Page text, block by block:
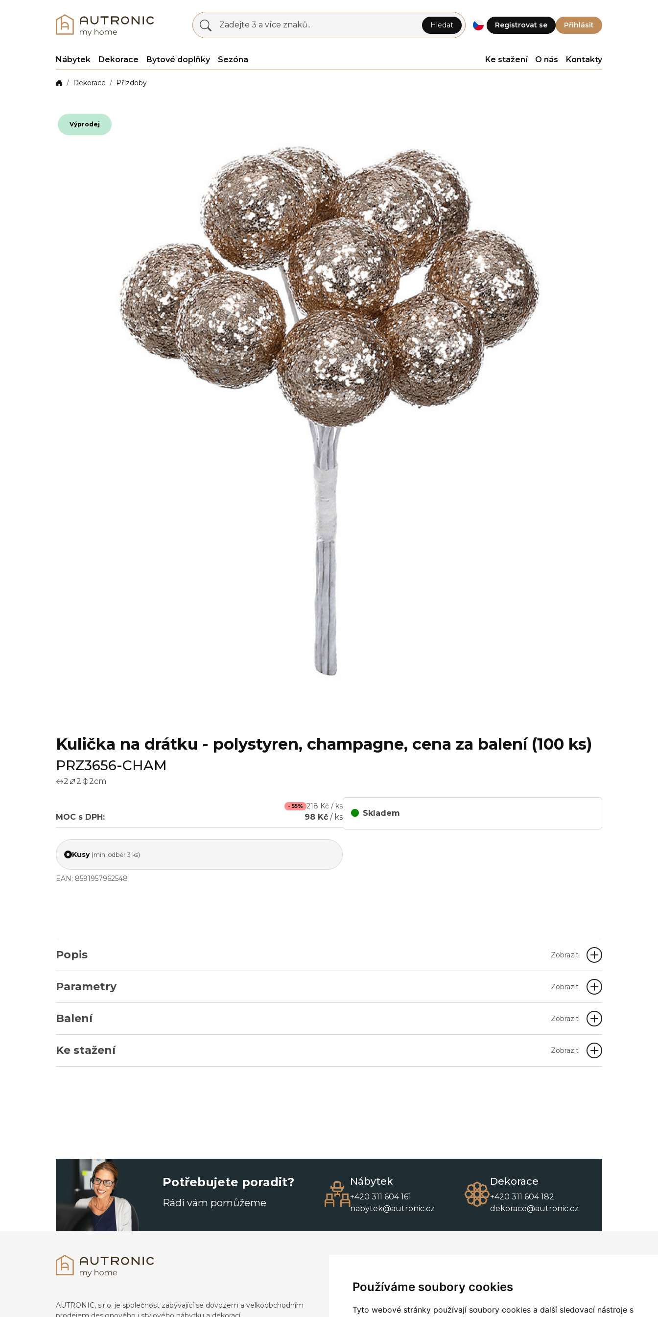
Používáme soubory cookies
Tyto webové stránky používají soubory cookies a další sledovací nástroje s
Registrovat se Přihlásit
Zadejte 3 a více znaků... Hledat
Nábytek Dekorace Bytové doplňky Sezóna Ke stažení O nás Kontakty
Dekorace Přízdoby
Výprodej
Kulička na drátku - polystyren, champagne, cena za balení (100 ks)
PRZ3656-CHAM
2 2 2cm
- 55% 218 Kč / ks
MOC s DPH: 98 Kč / ks
Kusy (min. odběr 3 ks)
EAN: 8591957962548
Skladem
Popis Zobrazit
Parametry Zobrazit
Balení Zobrazit
Ke stažení Zobrazit
Potřebujete poradit?
Rádi vám pomůžeme
Nábytek
+420 311 604 161
nabytek@autronic.cz
Dekorace
+420 311 604 182
dekorace@autronic.cz
AUTRONIC, s.r.o. je společnost zabývající se dovozem a velkoobchodním
O nás